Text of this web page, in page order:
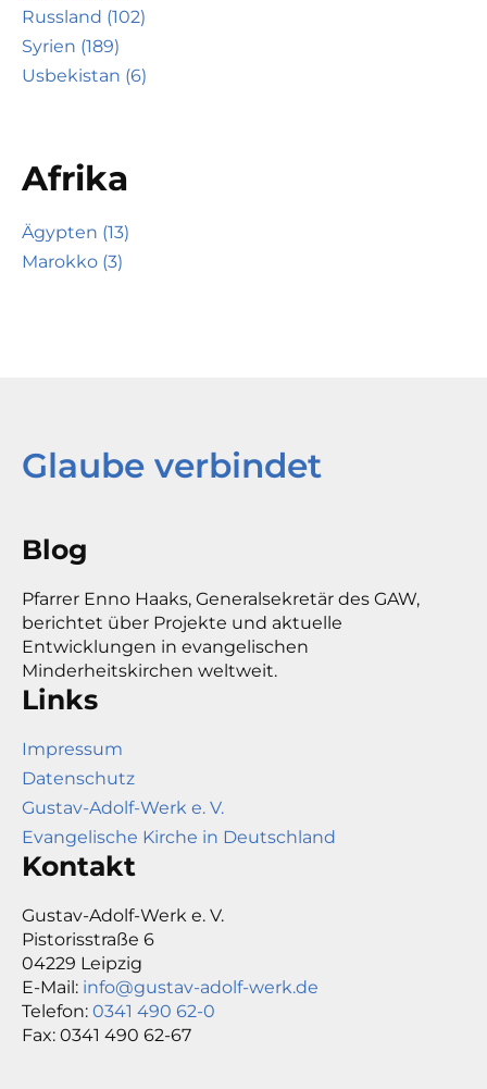
Russland (102)
Syrien (189)
Usbekistan (6)
Afrika
Ägypten (13)
Marokko (3)
Glaube verbindet
Blog
Pfarrer Enno Haaks, Generalsekretär des GAW,
berichtet über Projekte und aktuelle
Entwicklungen in evangelischen
Minderheitskirchen weltweit.
Links
Impressum
Datenschutz
Gustav-Adolf-Werk e. V.
Evangelische Kirche in Deutschland
Kontakt
Gustav-Adolf-Werk e. V.
Pistorisstraße 6
04229 Leipzig
E-Mail: info@gustav-adolf-werk.de
Telefon: 0341 490 62-0
Fax: 0341 490 62-67